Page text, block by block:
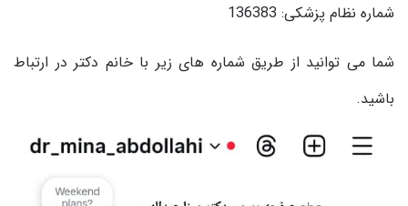
شماره نظام پزشکی: 136383
شما می توانید از طریق شماره های زیر با خانم دکتر در ارتباط
باشید.